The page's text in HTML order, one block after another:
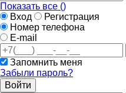
Показать все ()
Вход
Регистрация
Номер телефона
E-mail
Запомнить меня
Забыли пароль?
Войти